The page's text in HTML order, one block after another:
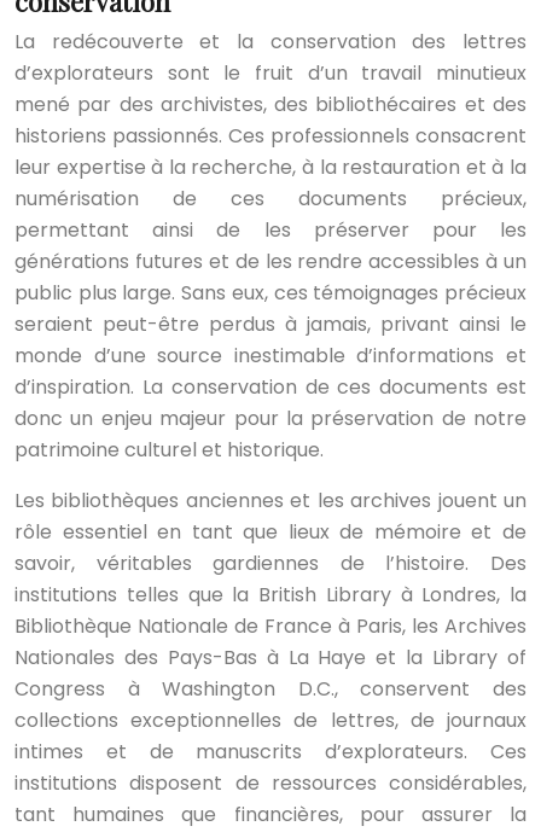
La redécouverte et la conservation des lettres
d’explorateurs sont le fruit d’un travail minutieux
mené par des archivistes, des bibliothécaires et des
historiens passionnés. Ces professionnels consacrent
leur expertise à la recherche, à la restauration et à la
numérisation de ces documents précieux,
permettant ainsi de les préserver pour les
générations futures et de les rendre accessibles à un
public plus large. Sans eux, ces témoignages précieux
seraient peut-être perdus à jamais, privant ainsi le
monde d’une source inestimable d’informations et
d’inspiration. La conservation de ces documents est
donc un enjeu majeur pour la préservation de notre
patrimoine culturel et historique.
Les bibliothèques anciennes et les archives jouent un
rôle essentiel en tant que lieux de mémoire et de
savoir, véritables gardiennes de l’histoire. Des
institutions telles que la British Library à Londres, la
Bibliothèque Nationale de France à Paris, les Archives
Nationales des Pays-Bas à La Haye et la Library of
Congress à Washington D.C., conservent des
collections exceptionnelles de lettres, de journaux
intimes et de manuscrits d’explorateurs. Ces
institutions disposent de ressources considérables,
tant humaines que financières, pour assurer la